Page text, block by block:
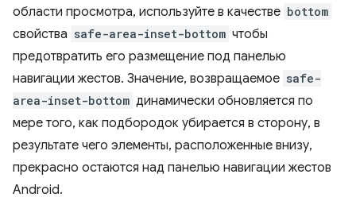
области просмотра, используйте в качестве bottom
свойства safe-area-inset-bottom чтобы
предотвратить его размещение под панелью
навигации жестов. Значение, возвращаемое safe-
area-inset-bottom динамически обновляется по
мере того, как подбородок убирается в сторону, в
результате чего элементы, расположенные внизу,
прекрасно остаются над панелью навигации жестов
Android.